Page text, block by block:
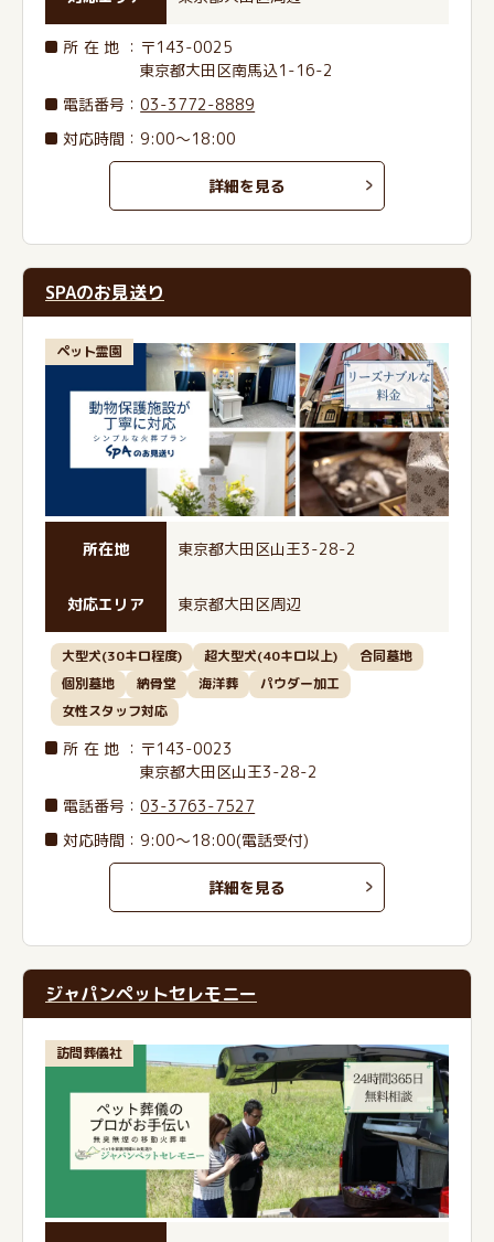
所在地 ：〒143-0025
東京都大田区南馬込1-16-2
電話番号 ：03-3772-8889
対応時間：9:00～18:00
詳細を見る
SPAのお見送り
ペット霊園
所在地 東京都大田区山王3-28-2
対応エリア 東京都大田区周辺
大型犬(30キロ程度) 超大型犬(40キロ以上)
合同墓地
個別墓地
納骨堂 海洋葬
パウダー加工
女性スタッフ対応
所在地 ：〒143-0023
東京都大田区山王3-28-2
電話番号 ：03-3763-7527
対応時間：9:00～18:00(電話受付)
詳細を見る
ジャパンペットセレモニー
訪問葬儀社